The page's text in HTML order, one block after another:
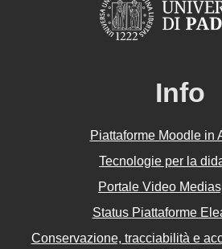
Info
Piattaforme Moodle in
Tecnologie per la
Portale Video
Status Piattaforme
Conservazione, tracciabilità e